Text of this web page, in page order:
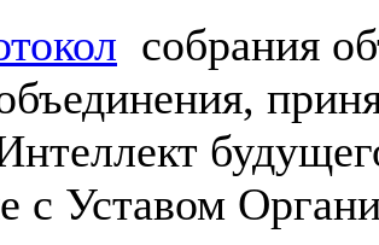
собрания
с Уставом